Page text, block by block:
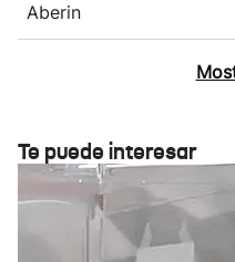
Aberin
Te puede interesar